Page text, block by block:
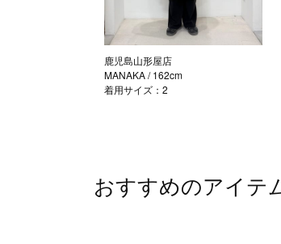
鹿児島山形屋店
MANAKA/ 162cm
着用サイズ：2
おすすめのアイテ